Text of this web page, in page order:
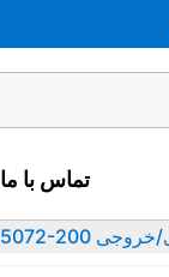
تماس با ما